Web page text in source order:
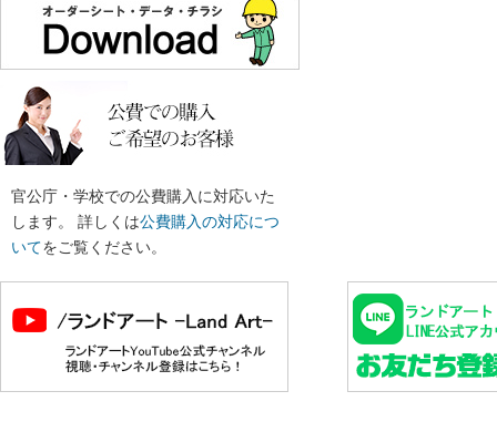
官公庁・学校での公費購入に対応いた
します。 詳しくは公費購入の対応につ
いてをご覧ください。